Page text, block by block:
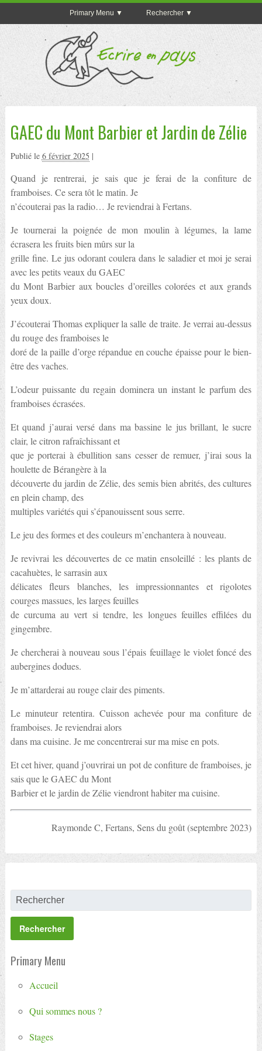
Primary Menu Rechercher
GAEC du Mont Barbier et Jardin de Zélie
Publié le 6 février 2025 |
Quand je rentrerai, je sais que je ferai de la confiture de
framboises. Ce sera tôt le matin. Je
n’écouterai pas la radio… Je reviendrai à Fertans.
Je tournerai la poignée de mon moulin à légumes, la lame
écrasera les fruits bien mûrs sur la
grille fine. Le jus odorant coulera dans le saladier et moi je serai
avec les petits veaux du GAEC
du Mont Barbier aux boucles d’oreilles colorées et aux grands
yeux doux.
J’écouterai Thomas expliquer la salle de traite. Je verrai au-dessus
du rouge des framboises le
doré de la paille d’orge répandue en couche épaisse pour le bien-
être des vaches.
L’odeur puissante du regain dominera un instant le parfum des
framboises écrasées.
Et quand j’aurai versé dans ma bassine le jus brillant, le sucre
clair, le citron rafraîchissant et
que je porterai à ébullition sans cesser de remuer, j’irai sous la
houlette de Bérangère à la
découverte du jardin de Zélie, des semis bien abrités, des cultures
en plein champ, des
multiples variétés qui s’épanouissent sous serre.
Le jeu des formes et des couleurs m’enchantera à nouveau.
Je revivrai les découvertes de ce matin ensoleillé : les plants de
cacahuètes, le sarrasin aux
délicates fleurs blanches, les impressionnantes et rigolotes
courges massues, les larges feuilles
de curcuma au vert si tendre, les longues feuilles effilées du
gingembre.
Je chercherai à nouveau sous l’épais feuillage le violet foncé des
aubergines dodues.
Je m’attarderai au rouge clair des piments.
Le minuteur retentira. Cuisson achevée pour ma confiture de
framboises. Je reviendrai alors
dans ma cuisine. Je me concentrerai sur ma mise en pots.
Et cet hiver, quand j’ouvrirai un pot de confiture de framboises, je
sais que le GAEC du Mont
Barbier et le jardin de Zélie viendront habiter ma cuisine.
Raymonde C, Fertans, Sens du goût (septembre 2023)
Primary Menu
Accueil
Qui sommes nous ?
Stages